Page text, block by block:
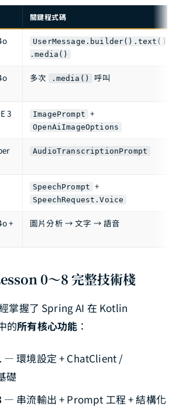
關鍵程式碼
UserMessage.builder().text()
.media()
多次 .media() 呼叫
3 ImagePrompt +
OpenAiImageOptions
AudioTranscriptionPrompt
SpeechPrompt +
SpeechRequest.Voice
+
圖片分析 → 文字 → 語音
0～8 完整技術棧
掌握了 Spring AI 在 Kotlin
的所有核心功能 ：
— 環境設定 + ChatClient /
礎
— 串流輸出 + Prompt 工程 + 結構化